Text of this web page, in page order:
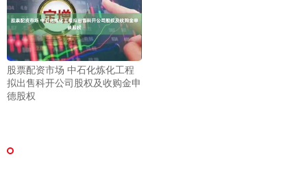
股票配资市场 中石化炼化工程
拟出售科开公司股权及收购金申
德股权